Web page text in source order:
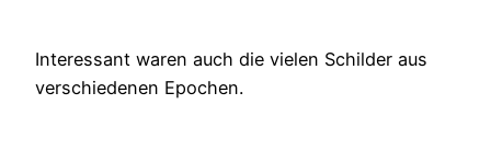
Interessant waren auch die vielen Schilder aus
verschiedenen Epochen.